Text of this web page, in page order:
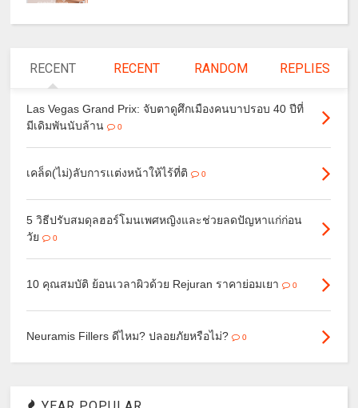
RECENT RECENT RANDOM REPLIES
Las Vegas Grand Prix: จับตาดูศึกเมืองคนบาปรอบ 40 ปีที่
มีเดิมพันนับล้าน
0
เคล็ด(ไม่)ลับการเเต่งหน้าให้ไร้ที่ติ 0
5 วิธีปรับสมดุลฮอร์โมนเพศหญิงและช่วยลดปัญหาแก่ก่อน
วัย
0
10 คุณสมบัติ ย้อนเวลาผิวด้วย Rejuran ราคาย่อมเยา 0
Neuramis Fillers ดีไหม? ปลอยภัยหรือไม่? 0